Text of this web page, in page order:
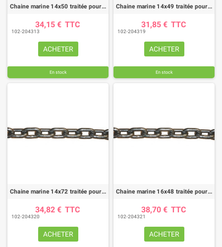
Chaine marine 14x50 traitée pour épandeur
34,15 € TTC
102-204313
ACHETER
En stock
Chaine marine 14x49 traitée pour épandeur
31,85 € TTC
102-204319
ACHETER
En stock
Chaine marine 14x72 traitée pour épandeur
34,82 € TTC
102-204320
ACHETER
Chaine marine 16x48 traitée pour épandeur
38,70 € TTC
102-204321
ACHETER